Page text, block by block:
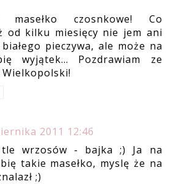
masełko czosnkowe! Co
od kilku miesięcy nie jem ani
białego pieczywa, ale może na
wyjątek... Pozdrawiam ze
Wielkopolski!
2011 12:46
wrzosów - bajka ;) Ja na
takie masełko, myslę że na
;)